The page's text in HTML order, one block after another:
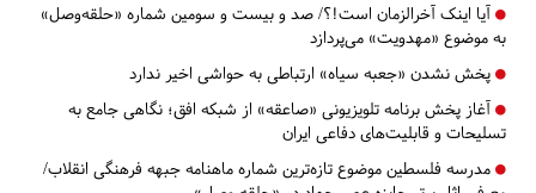
آیا اینک آخرالزمان است!؟/ صد و بیست و سومین شماره «حلقه‌وصل»
به موضوع «مهدویت» می‌پردازد
پخش نشدن «جعبه سیاه» ارتباطی به حواشی اخیر ندارد
آغاز پخش برنامه تلویزیونی «صاعقه» از شبکه افق؛ نگاهی جامع به
تسلیحات و قابلیت‌های دفاعی ایران
مدرسه فلسطین موضوع تازه‌ترین شماره ماهنامه جبهه فرهنگی انقلاب/